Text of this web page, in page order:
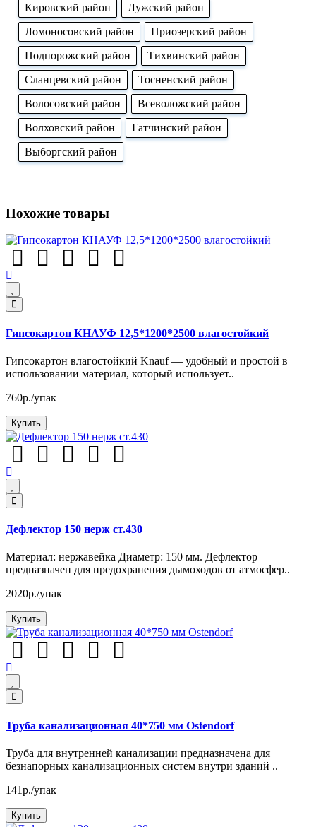
Кировский район
Лужский район
Ломоносовский район
Приозерский район
Подпорожский район
Тихвинский район
Сланцевский район
Тосненский район
Волосовский район
Всеволожский район
Волховский район
Гатчинский район
Выборгский район
Похожие товары
Гипсокартон КНАУФ 12,5*1200*2500 влагостойкий
Гипсокартон влагостойкий Knauf — удобный и простой в
использовании материал, который использует..
760р./упак
Купить
Дефлектор 150 нерж ст.430
Материал: нержавейка Диаметр: 150 мм. Дефлектор
предназначен для предохранения дымоходов от атмосфер..
2020р./упак
Купить
Труба канализационная 40*750 мм Ostendorf
Труба для внутренней канализации предназначена для
безнапорных канализационных систем внутри зданий ..
141р./упак
Купить